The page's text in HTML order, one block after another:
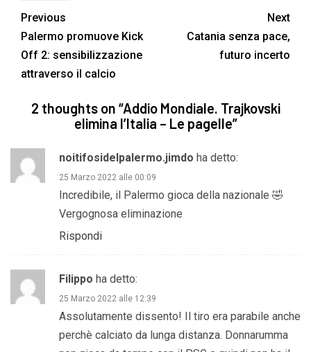
Previous
Palermo promuove Kick
Off 2: sensibilizzazione
attraverso il calcio
Next
Catania senza pace,
futuro incerto
2 thoughts on “Addio Mondiale. Trajkovski
elimina l’Italia – Le pagelle”
noitifosidelpalermo.jimdo ha detto:
25 Marzo 2022 alle 00:09
Incredibile, il Palermo gioca della nazionale 🤣
Vergognosa eliminazione
Rispondi
Filippo ha detto:
25 Marzo 2022 alle 12:39
Assolutamente dissento! Il tiro era parabile anche
perchè calciato da lunga distanza. Donnarumma